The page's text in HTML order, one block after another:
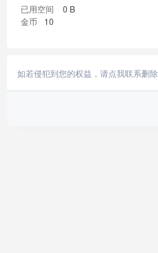
已用空间 0 B
金币
10
如若侵犯到您的权益，请点我联系删除